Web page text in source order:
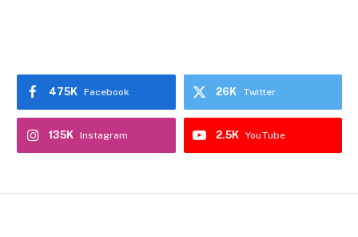
Facebook
475K Twitter
26K
Instagram
135K YouTube
2.5K